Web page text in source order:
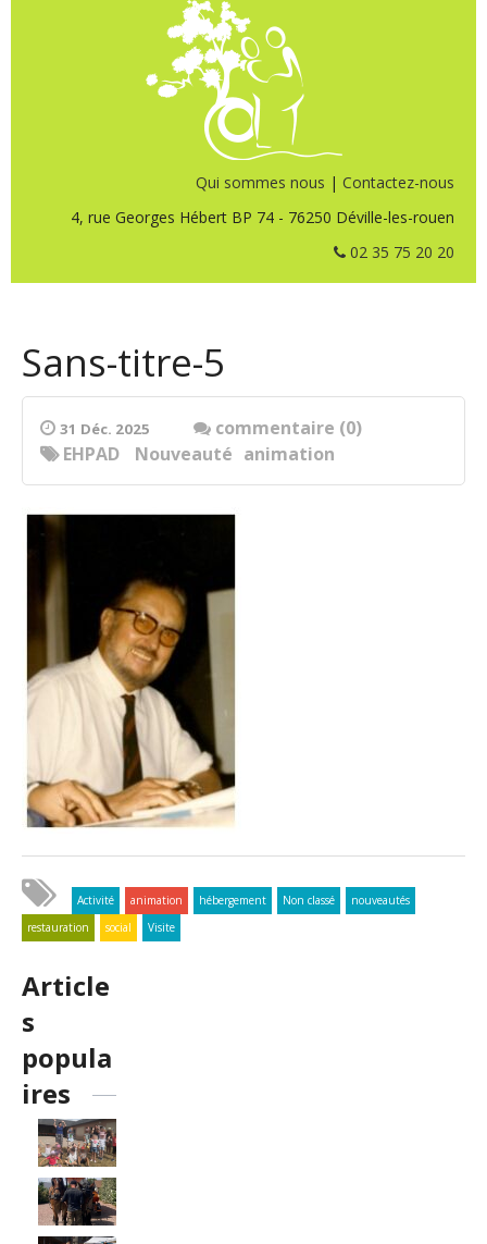
Qui sommes nous | Contactez-nous
4, rue Georges Hébert BP 74 - 76250 Déville-les-rouen
02 35 75 20 20
Sans-titre-5
31 Déc. 2025
commentaire (0)
animation
EHPAD Nouveauté
Activité animation hébergement Non classé
nouveautés
restauration
social Visite
Article
s
popula
ires